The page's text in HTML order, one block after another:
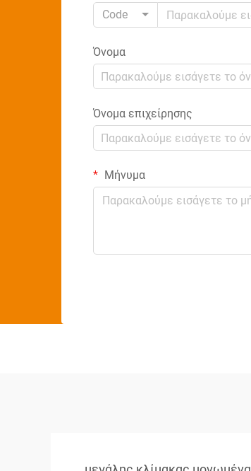
Code
Όνομα
Όνομα επιχείρησης
Μήνυμα